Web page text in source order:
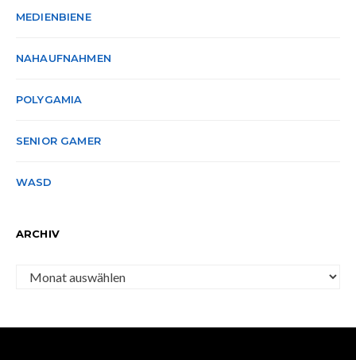
MEDIENBIENE
NAHAUFNAHMEN
POLYGAMIA
SENIOR GAMER
WASD
ARCHIV
Archiv